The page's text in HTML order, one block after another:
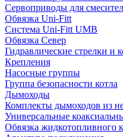
Сервоприводы для
Обвязка Uni-Fitt
Система Uni-Fitt UMB
Обвязка Север
Гидравлические стрелки и
Крепления
Насосные группы
Группа безопасности котла
Дымоходы
Комплекты дымоходов из
Универсальные
Обвязка жидкотопливного